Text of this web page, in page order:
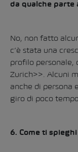
da qualche parte
No, non fatto
c’è stata una
profilo personale,
Zurich>>. Alcuni
anche di persona
giro di poco tempo.
6. Come ti